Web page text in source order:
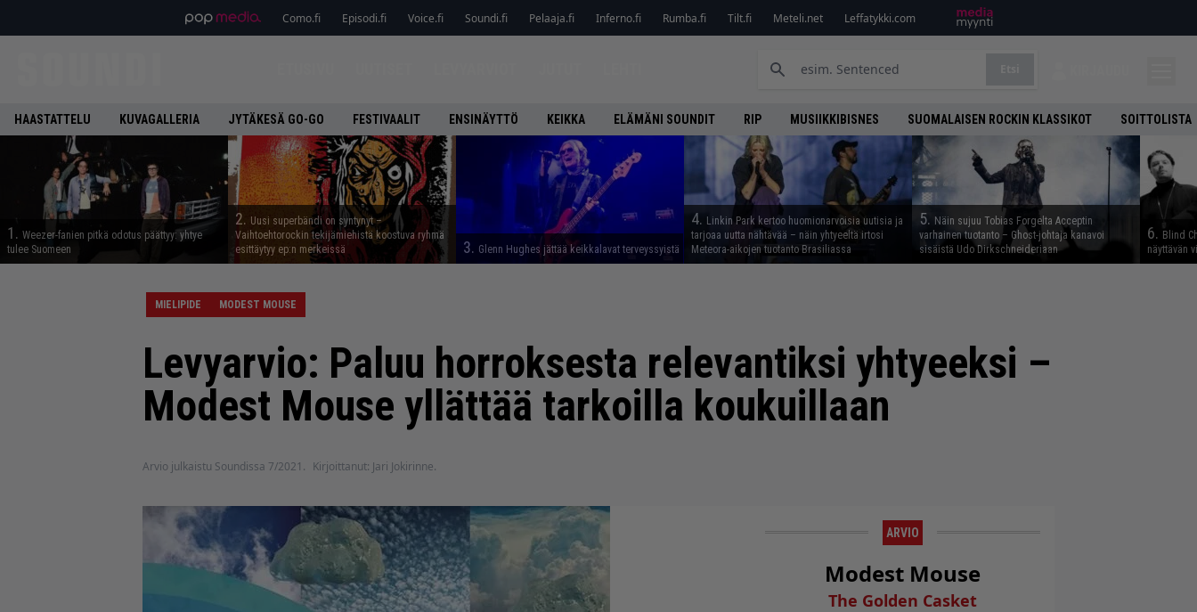
Como.fi Episodi.fi Voice.fi Soundi.fi Pelaaja.fi Inferno.fi Rumba.fi Tilt.fi Meteli.net Leffatykki.com
HAASTATTELU KUVAGALLERIA JYTÄKESÄ GO-GO FESTIVAALIT ENSINÄYTTÖ KEIKKA ELÄMÄNI SOUNDIT RIP MUSIIKKIBISNES SUOMALAISEN ROCKIN KLASSIKOT SOITTOLISTA
1. Weezer-fanien pitkä odotus päättyy: yhtye
tulee Suomeen
2. Uusi superbändi on syntynyt –
Vaihtoehtorockin tekijämiehistä koostuva ryhmä
esittäytyy ep:n merkeissä
3. Glenn Hughes jättää keikkalavat terveyssyistä
4. Linkin Park kertoo huomionarvoisia uutisia ja
tarjoaa uutta nähtävää – näin yhtyeeltä irtosi
Meteora-aikojen tuotanto Brasiliassa
5. Näin sujuu Tobias Forgelta Acceptin
varhainen tuotanto – Ghost-johtaja kanavoi
sisäistä Udo Dirkschneideriaan
6. Blind
näyttävän
MIELIPIDE MODEST MOUSE
Levyarvio: Paluu horroksesta relevantiksi yhtyeeksi –
Modest Mouse yllättää tarkoilla koukuillaan
Arvio julkaistu Soundissa 7/2021. Kirjoittanut: Jari Jokirinne.
ARVIO
Modest Mouse
The Golden Casket